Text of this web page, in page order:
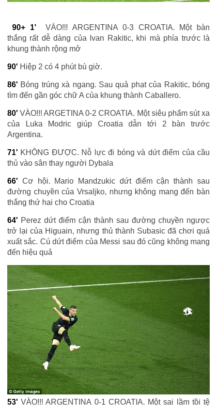
90+ 1'
VÀO!!! ARGENTINA 0-3 CROATIA. Một bàn
thắng rất dễ dàng của Ivan Rakitic, khi mà phía trước là
khung thành rộng mở
90' Hiệp 2 có 4 phút bù giờ.
86' Bóng trúng xà ngang. Sau quả phạt của Rakitic, bóng
tìm đến gần góc chữ A của khung thành Caballero.
80'VÀO!!! ARGETINA 0-2 CROATIA. Một siêu phẩm sút xa
của Luka Modric giúp Croatia dẫn tới 2 bàn trước
Argentina.
71' KHÔNG ĐƯỢC. Nỗ lực đi bóng và dứt điểm của cầu
thủ vào sân thay người Dybala
66' Cơ hội. Mario Mandzukic dứt điểm cận thành sau
đường chuyền của Vrsaljko, nhưng không mang đến bàn
thắng thứ hai cho Croatia
64' Perez dứt điểm cận thành sau đường chuyền ngược
trở lại của Higuain, nhưng thủ thành Subasic đã chơi quá
xuất sắc. Cú dứt điểm của Messi sau đó cũng không mang
đến hiệu quả
53'VÀO!!! ARGENTINA 0-1 CROATIA. Một sai lầm tồi tệ